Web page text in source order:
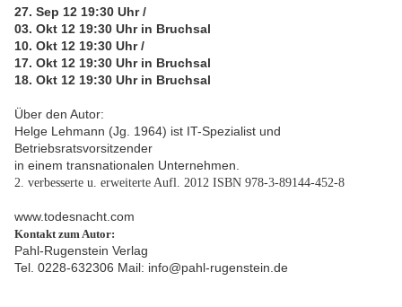
27. Sep 12 19:30 Uhr /
03. Okt 12 19:30 Uhr in Bruchsal
10. Okt 12 19:30 Uhr /
17. Okt 12 19:30 Uhr in Bruchsal
18. Okt 12 19:30 Uhr in Bruchsal
Über den Autor:
Helge Lehmann (Jg. 1964) ist IT-Spezialist und
Betriebsratsvorsitzender
in einem transnationalen Unternehmen.
2. verbesserte u. erweiterte Aufl. 2012 ISBN 978-3-89144-452-8
www.todesnacht.com
Kontakt zum Autor:
Pahl-Rugenstein Verlag
Tel. 0228-632306 Mail: info@pahl-rugenstein.de